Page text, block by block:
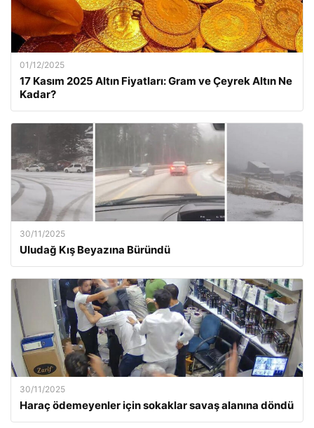
01/12/2025
17 Kasım 2025 Altın Fiyatları: Gram ve Çeyrek Altın Ne
Kadar?
30/11/2025
Uludağ Kış Beyazına Büründü
30/11/2025
Haraç ödemeyenler için sokaklar savaş alanına döndü